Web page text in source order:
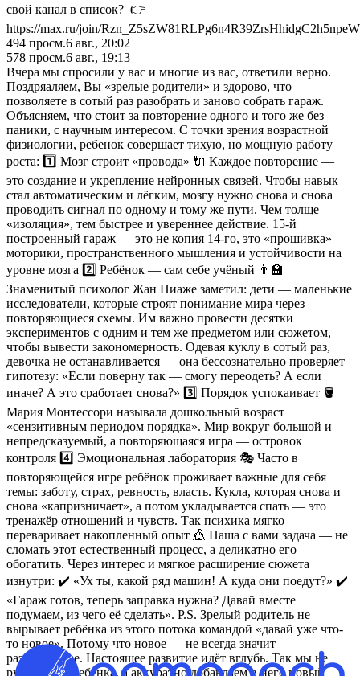
свой канал в список? 👉
https://max.ru/join/
494 просм.6 авг., 20:02
578 просм.6 авг., 19:13
Вчера мы спросили у вас и многие из вас, ответили верно.
Поздряаляем, Вы «зрелые родители» и здорово, что
позволяете в сотый раз разобрать и заново собрать гараж.
Объясняем, что стоит за повторение одного и того же без
паники, с научным интересом. С точки зрения возрастной
физиологии, ребенок совершает тихую, но мощную работу
роста: 1️⃣ Мозг строит «провода» 🔌 Каждое повторение —
это создание и укрепление нейронных связей. Чтобы навык
стал автоматическим и лёгким, мозгу нужно снова и снова
проводить сигнал по одному и тому же пути. Чем толще
«изоляция», тем быстрее и увереннее действие. 15-й
построенный гараж — это не копия 14-го, это «прошивка»
моторики, пространственного мышления и устойчивости на
уровне мозга 2️⃣ Ребёнок — сам себе учёный 👨‍🏫
Знаменитый психолог Жан Пиаже заметил: дети — маленькие
исследователи, которые строят понимание мира через
повторяющиеся схемы. Им важно провести десятки
экспериментов с одним и тем же предметом или сюжетом,
чтобы вывести закономерность. Одевая куклу в сотый раз,
девочка не останавливается — она бессознательно проверяет
гипотезу: «Если поверну так — смогу переодеть? А если
иначе? А это сработает снова?» 3️⃣ Порядок успокаивает 🪣
Мария Монтессори называла дошкольный возраст
«сензитивным периодом порядка». Мир вокруг большой и
непредсказуемый, а повторяющаяся игра — островок
контроля 4️⃣ Эмоциональная лаборатория 🎭 Часто в
повторяющейся игре ребёнок проживает важные для себя
темы: заботу, страх, ревность, власть. Кукла, которая снова и
снова «капризничает», а потом укладывается спать — это
тренажёр отношений и чувств. Так психика мягко
переваривает накопленный опыт 🎪 Наша с вами задача — не
сломать этот естественный процесс, а деликатно его
обогатить. Через интерес и мягкое расширение сюжета
изнутри: ✔️ «Ух ты, какой ряд машин! А куда они поедут?» ✔️
«Гараж готов, теперь заправка нужна? Давай вместе
подумаем, из чего её сделать». P.S. Зрелый родитель не
вырывает ребёнка из этого потока командой «давай уже что-
то новое». Потому что новое — не всегда значит
развивающее. Настоящее развитие идёт вглубь. Так мы не
рушим мир ребёнка, а аккуратно добавляем в него новый